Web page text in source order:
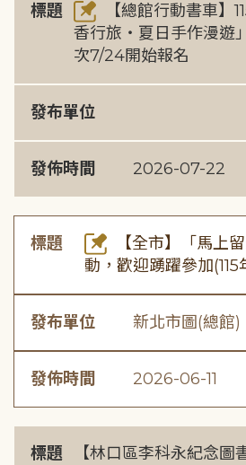
標題
【總館行動書車】
香行旅・夏日手作漫遊
次7/24開始報名
發布單位
發佈時間 2026-07-22
標題
【全市】「馬上
動，歡迎踴躍參加(115
發布單位 新北市圖(總館)
發佈時間 2026-06-11
標題
【林口區李科永紀念圖